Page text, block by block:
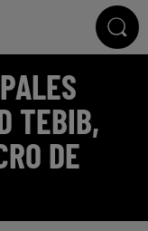
TEBIB,
DE